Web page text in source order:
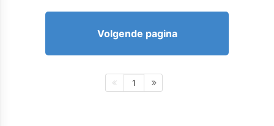
Volgende pagina
1